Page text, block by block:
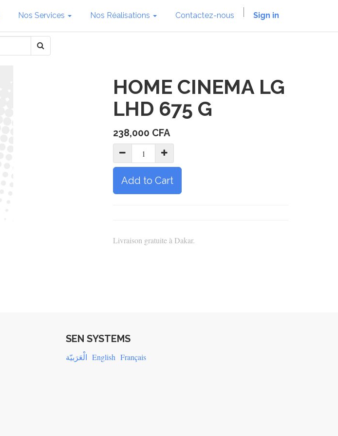
Nos Services Nos Réalisations Contactez-nous Sign in
HOME CINEMA LG
LHD 675 G
238,000 CFA
Add to Cart
Livraison gratuite à Dakar.
SEN SYSTEMS
الْعَرَبيّة English Français